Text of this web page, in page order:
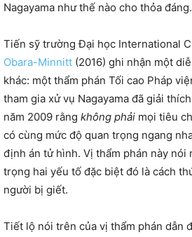
Nagayama như thế nào cho thỏa đáng.
Tiến sỹ trường Đại học International
Obara-Minnitt (2016) ghi nhận một
khác: một thẩm phán Tối cao Pháp
tham gia xử vụ Nagayama đã giải
năm 2009 rằng không phải mọi tiêu
có cùng mức độ quan trọng ngang
định án tử hình. Vị thẩm phán này nói
trọng hai yếu tố đặc biệt đó là cách
người bị giết.
Tiết lộ nói trên của vị thẩm phán dẫn